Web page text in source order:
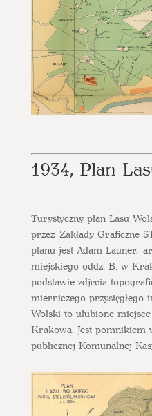
1934, Plan
Turystyczny plan Lasu
przez Zakłady Graficzne
planu jest Adam Launer,
miejskiego oddz. B. w
podstawie zdjęcia
mierniczego przysięgłego
Wolski to ulubione
Krakowa. Jest pomnikiem
publicznej Komunalnej